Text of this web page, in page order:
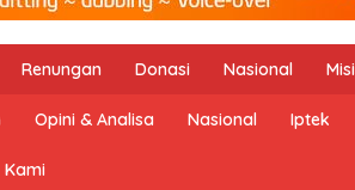
Renungan Donasi Nasional Misi
Opini & Analisa Nasional Iptek
Kami